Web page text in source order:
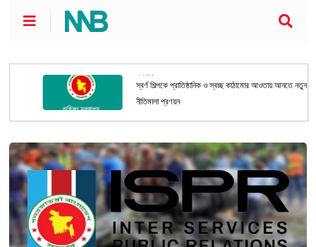
স্বর্ণ শিল্পকে প্রাতিষ্ঠানিক ও স্বচ্ছ কাঠামোর আওতায় আনতে নতুন
নীতিমালা প্রণয়ন